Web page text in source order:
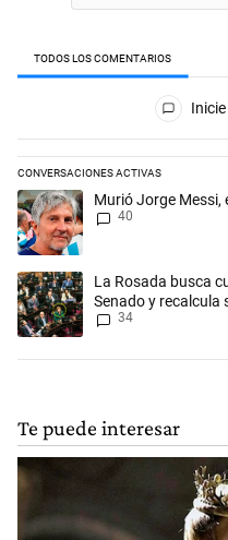
TODOS LOS COMENTARIOS
Todos los comentarios
CONVERSACIONES ACTIVAS
Este listado muestra los
Un artículo de tendencia con
Murió Jorge Messi,
40
Un artículo de tendencia con
La Rosada busca
Senado y recalcula
34